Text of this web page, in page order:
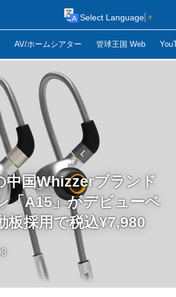
AV/ホームシアター 管球王国 Web
Select Language ▼
中国Whizzerブランド
「A15」がデビューベ
板採用で税込¥7,980